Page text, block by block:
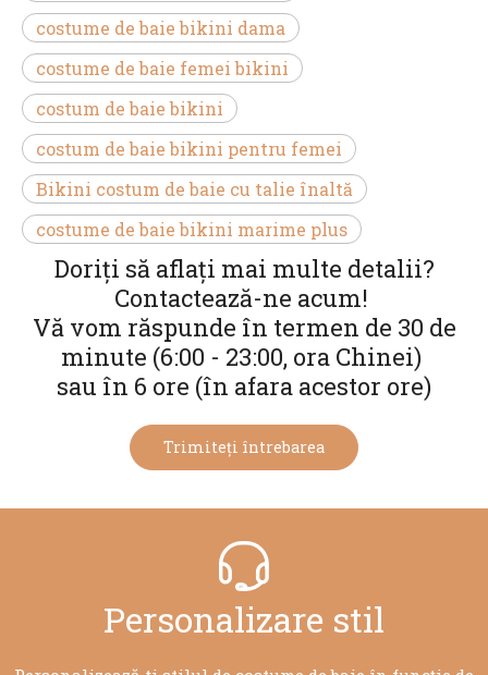
costume de baie bikini dama
costume de baie femei bikini
costum de baie bikini
costum de baie bikini pentru femei
Bikini costum de baie cu talie înaltă
costume de baie bikini marime plus
Doriți să aflați mai multe detalii?
Contactează-ne acum!
Vă vom răspunde în termen de 30 de
minute (6:00 - 23:00, ora Chinei)
sau în 6 ore (în afara acestor ore)
Trimiteți întrebarea
Personalizare stil​​​​​